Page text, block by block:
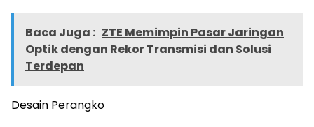
Baca Juga : ZTE Memimpin Pasar Jaringan
Optik dengan Rekor Transmisi dan Solusi
Terdepan
Desain Perangko